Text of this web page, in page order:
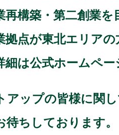
再構築・第二創業を
拠点が東北エリアの
は公式ホームペー
アップの皆様に関
待ちしております。